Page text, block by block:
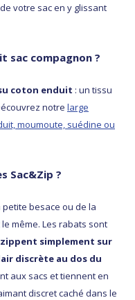
votre sac en y glissant
sac compagnon ?
coton enduit : un tissu
notre large
moumoute, suédine ou
Sac&Zip ?
besace ou de la
même. Les rabats sont
zippent simplement sur
discrète au dos du
aux sacs et tiennent en
discret caché dans le